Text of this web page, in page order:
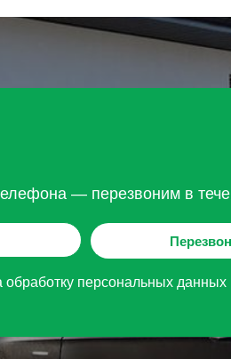
— перезвоним в
персональных данных